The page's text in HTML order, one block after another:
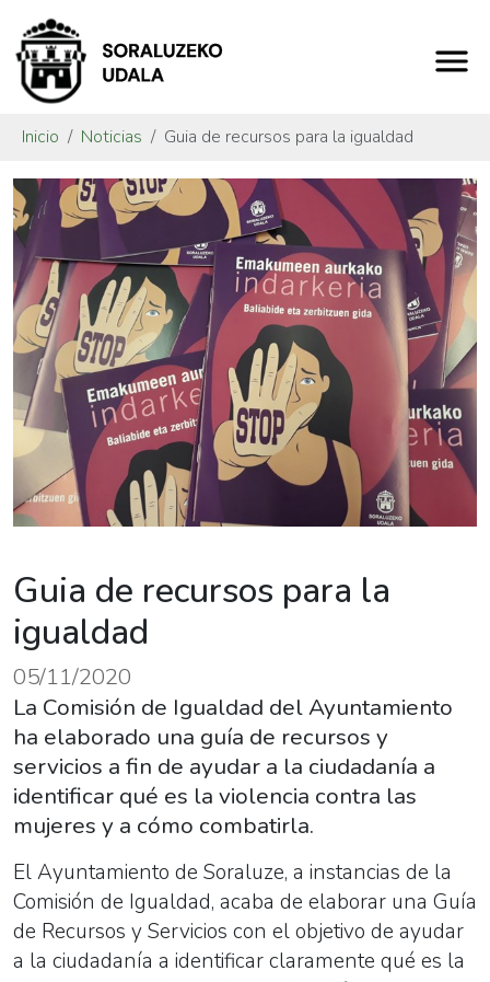
Inicio Noticias Guia de recursos para la igualdad
Guia de recursos para la
igualdad
05/11/2020
La Comisión de Igualdad del Ayuntamiento
ha elaborado una guía de recursos y
servicios a fin de ayudar a la ciudadanía a
identificar qué es la violencia contra las
mujeres y a cómo combatirla.
El Ayuntamiento de Soraluze, a instancias de la
Comisión de Igualdad, acaba de elaborar una Guía
de Recursos y Servicios con el objetivo de ayudar
a la ciudadanía a identificar claramente qué es la